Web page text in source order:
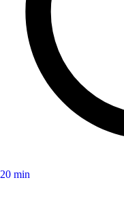
20 min